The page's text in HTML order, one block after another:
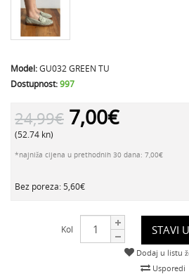
Model:GU032 GREEN TU
Dostupnost:997
24,99€ 7,00€
(52.74 kn)
*najniža cijena u prethodnih 30 dana: 7,00€
Bez poreza: 5,60€
Kol STAVI
Dodaj u listu
Usporedi